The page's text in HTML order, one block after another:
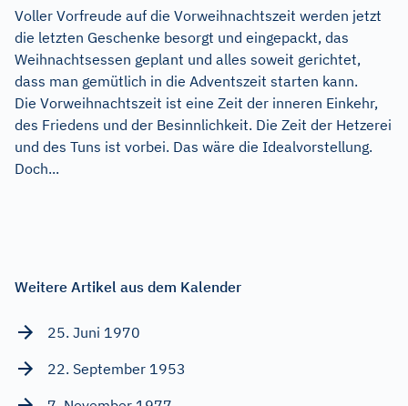
Voller Vorfreude auf die Vorweihnachtszeit werden jetzt
die letzten Geschenke besorgt und eingepackt, das
Weihnachtsessen geplant und alles soweit gerichtet,
dass man gemütlich in die Adventszeit starten kann.
Die Vorweihnachtszeit ist eine Zeit der inneren Einkehr,
des Friedens und der Besinnlichkeit. Die Zeit der Hetzerei
und des Tuns ist vorbei. Das wäre die Idealvorstellung.
Doch...
Weitere Artikel aus dem Kalender
25. Juni 1970
22. September 1953